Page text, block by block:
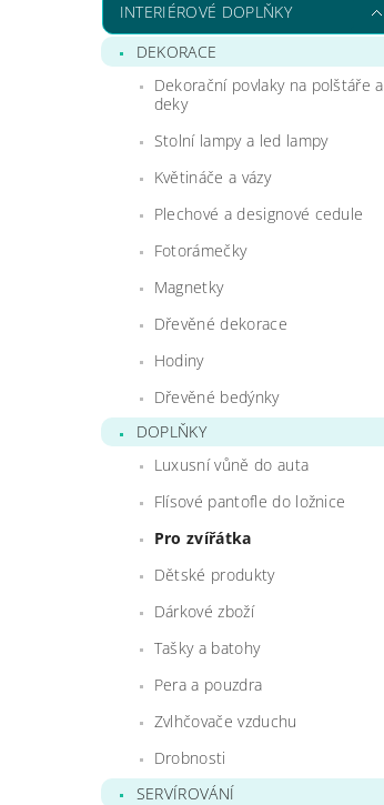
INTERIÉROVÉ DOPLŇKY
DEKORACE
Dekorační povlaky na polštáře a
deky
Stolní lampy a led lampy
Květináče a vázy
Plechové a designové cedule
Fotorámečky
Magnetky
Dřevěné dekorace
Hodiny
Dřevěné bedýnky
DOPLŇKY
Luxusní vůně do auta
Flísové pantofle do ložnice
Pro zvířátka
Dětské produkty
Dárkové zboží
Tašky a batohy
Pera a pouzdra
Zvlhčovače vzduchu
Drobnosti
SERVÍROVÁNÍ